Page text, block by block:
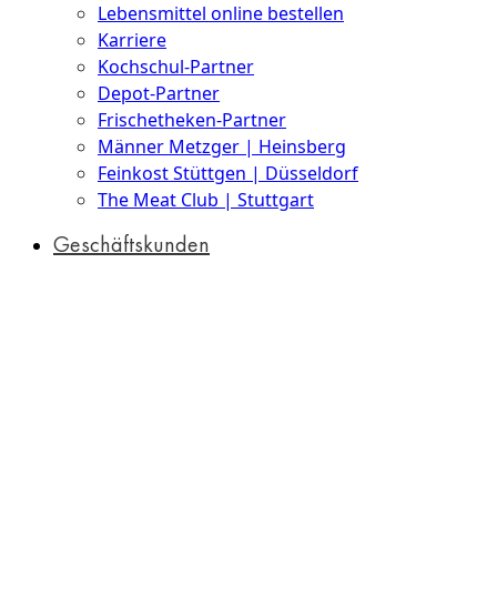
Lebensmittel online bestellen
Karriere
Kochschul-Partner
Depot-Partner
Frischetheken-Partner
Männer Metzger | Heinsberg
Feinkost Stüttgen | Düsseldorf
The Meat Club | Stuttgart
Geschäftskunden